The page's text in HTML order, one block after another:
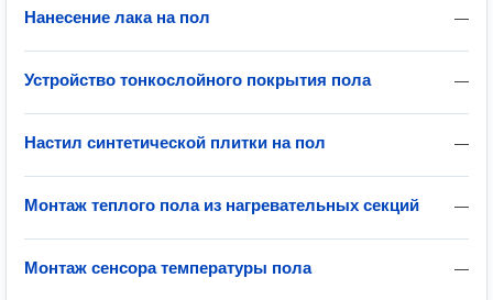
—
Нанесение лака на пол
—
Устройство тонкослойного покрытия пола
—
Настил синтетической плитки на пол
—
Монтаж теплого пола из нагревательных секций
—
Монтаж сенсора температуры пола